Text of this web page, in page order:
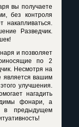
вы получаете
без контроля
накапливаться.
Разведчик.
и позволяет
по 2
Несмотря на
является вашим
улучшения.
нагадить
фонари, а
в предыдущем